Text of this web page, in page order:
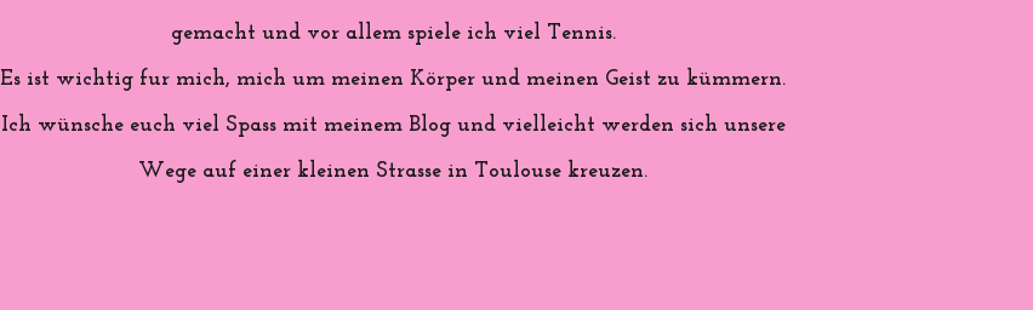
gemacht und vor allem spiele ich viel Tennis.
Es ist wichtig fur mich, mich um meinen Körper und meinen Geist zu kümmern.
Ich wünsche euch viel Spass mit meinem Blog und vielleicht werden sich unsere
Wege auf einer kleinen Strasse in Toulouse kreuzen.